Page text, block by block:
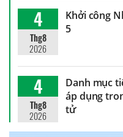
4
Thg8
2026
Khởi công
5
4
Thg8
2026
Danh mục
áp dụng
tử